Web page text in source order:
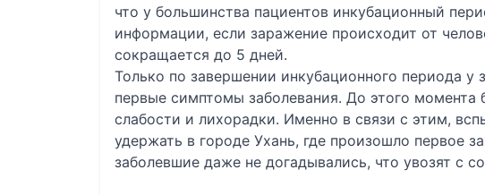
что у большинства пациентов инкубационный
информации, если заражение происходит от
сокращается до 5 дней.
Только по завершении инкубационного периода у
первые симптомы заболевания. До этого момента
слабости и лихорадки. Именно в связи с этим,
удержать в городе Ухань, где произошло первое
заболевшие даже не догадывались, что увозят с